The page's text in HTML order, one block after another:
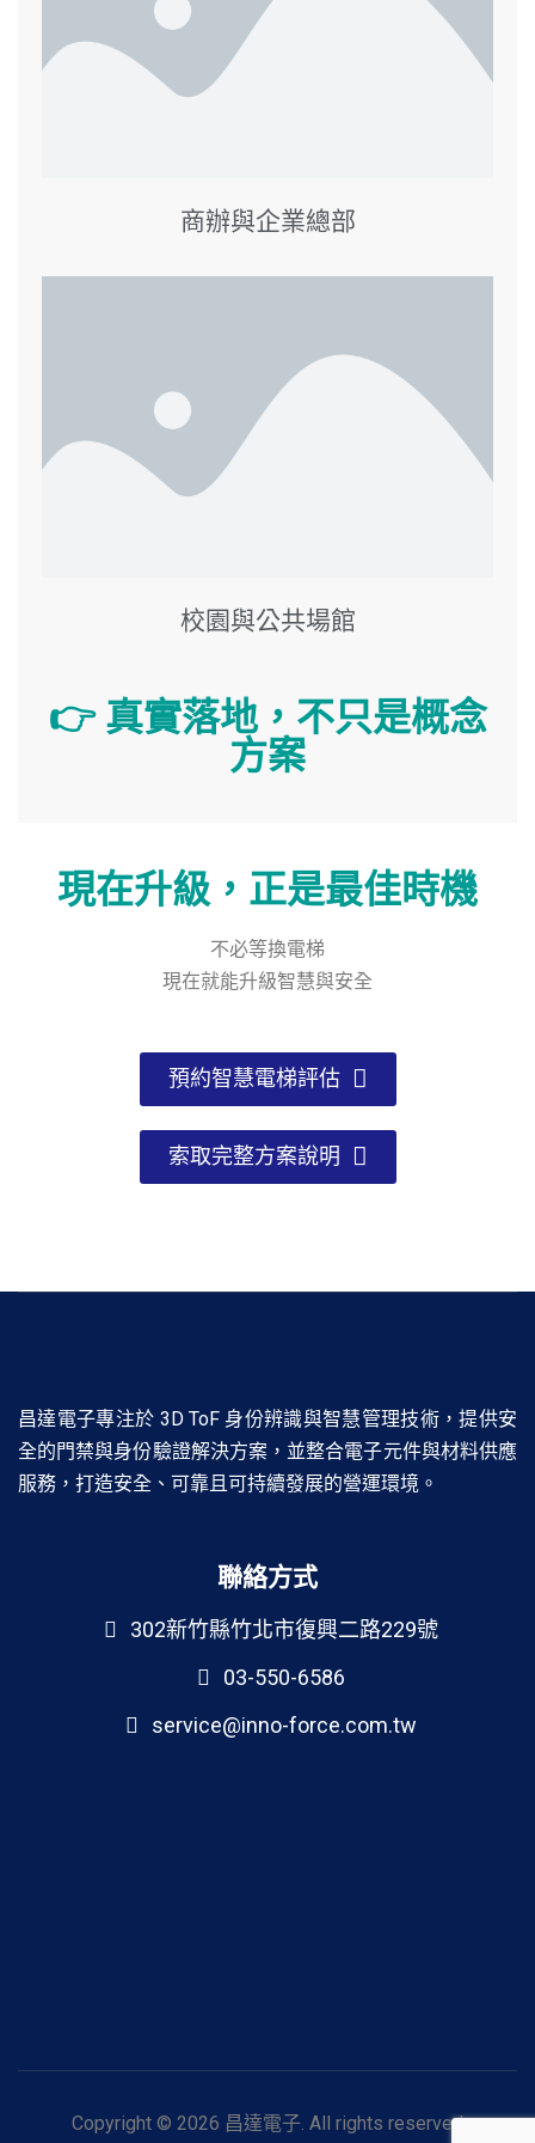
商辦與企業總部
校園與公共場館
👉 真實落地，不只是概念
方案
現在升級，正是最佳時機
不必等換電梯
現在就能升級智慧與安全
預約智慧電梯評估
索取完整方案說明
昌達電子專注於 3D ToF 身份辨識與智慧管理技術，提供安
全的門禁與身份驗證解決方案，並整合電子元件與材料供應
服務，打造安全、可靠且可持續發展的營運環境。
聯絡方式
302新竹縣竹北市復興二路229號
03-550-6586
service@inno-force.com.tw
Copyright © 2026 昌達電子. All rights reserved